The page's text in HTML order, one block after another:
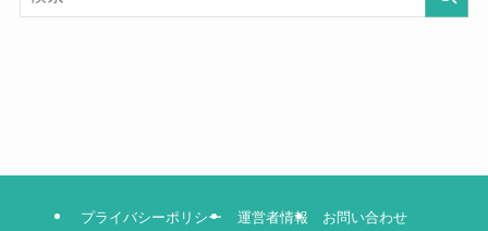
プライバシーポリシー 運営者情報 お問い合わせ